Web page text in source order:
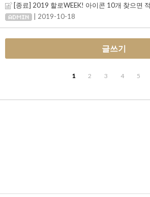
[종료] 2019 할로WEEK! 아이콘 10개 찾으면 적
| 2019-10-18
글쓰기
1 2 3 4 5